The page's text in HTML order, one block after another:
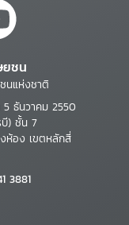
ยชน
นแห่งชาติ
ธันวาคม 2550
บี) ชั้น 7
ห้อง เขตหลักสี่
3881